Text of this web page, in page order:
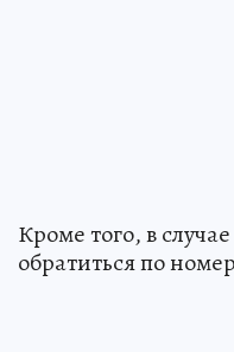
Кроме того, в
обратиться по